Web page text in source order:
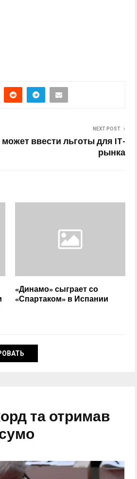
NEXT POST
ввести льготы для IT-
рынка
«Динамо» сыграет со
«Спартаком» в Испании
та отримав